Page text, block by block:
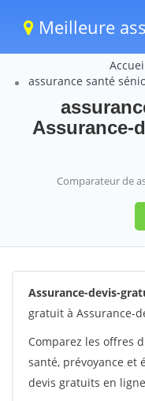
Meilleure
assurance santé
Assurance-
Comparateur de
Assurance-devis-
gratuit à Assurance-
Comparez les offres
santé, prévoyance et
devis gratuits en